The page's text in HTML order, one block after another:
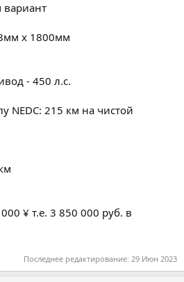
вариант
x 1800мм
- 450 л.с.
NEDC: 215 км на чистой
¥ т.е. 3 850 000 руб. в
Последнее редактирование: 29 Июн 2023